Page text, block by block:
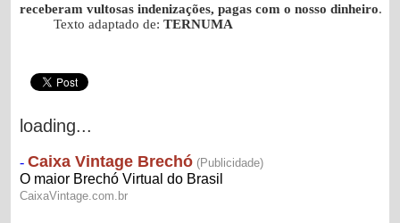
receberam vultosas indenizações, pagas com o nosso dinheiro.
Texto adaptado de:TERNUMA
loading...